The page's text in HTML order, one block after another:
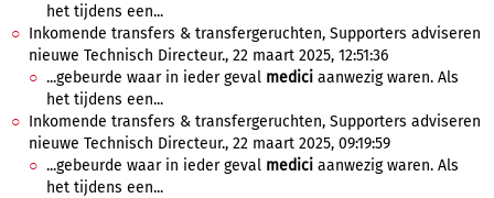
het tijdens een...
Inkomende transfers & transfergeruchten, Supporters adviseren
nieuwe Technisch Directeur., 22 maart 2025, 12:51:36
...gebeurde waar in ieder geval medici aanwezig waren. Als
het tijdens een...
Inkomende transfers & transfergeruchten, Supporters adviseren
nieuwe Technisch Directeur., 22 maart 2025, 09:19:59
...gebeurde waar in ieder geval medici aanwezig waren. Als
het tijdens een...